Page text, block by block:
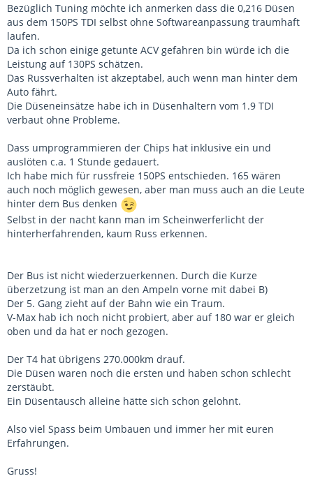
Bezüglich Tuning möchte ich anmerken dass die 0,216 Düsen
aus dem 150PS TDI selbst ohne Softwareanpassung traumhaft
laufen.
Da ich schon einige getunte ACV gefahren bin würde ich die
Leistung auf 130PS schätzen.
Das Russverhalten ist akzeptabel, auch wenn man hinter dem
Auto fährt.
Die Düseneinsätze habe ich in Düsenhaltern vom 1.9 TDI
verbaut ohne Probleme.
Dass umprogrammieren der Chips hat inklusive ein und
auslöten c.a. 1 Stunde gedauert.
Ich habe mich für russfreie 150PS entschieden. 165 wären
auch noch möglich gewesen, aber man muss auch an die Leute
hinter dem Bus denken
Selbst in der nacht kann man im Scheinwerferlicht der
hinterherfahrenden, kaum Russ erkennen.
Der Bus ist nicht wiederzuerkennen. Durch die Kurze
überzetzung ist man an den Ampeln vorne mit dabei B)
Der 5. Gang zieht auf der Bahn wie ein Traum.
V-Max hab ich noch nicht probiert, aber auf 180 war er gleich
oben und da hat er noch gezogen.
Der T4 hat übrigens 270.000km drauf.
Die Düsen waren noch die ersten und haben schon schlecht
zerstäubt.
Ein Düsentausch alleine hätte sich schon gelohnt.
Also viel Spass beim Umbauen und immer her mit euren
Erfahrungen.
Gruss!